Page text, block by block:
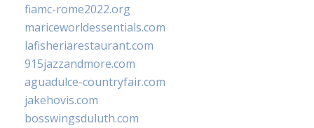
fiamc-rome2022.org
mariceworldessentials.com
lafisheriarestaurant.com
915jazzandmore.com
aguadulce-countryfair.com
jakehovis.com
bosswingsduluth.com